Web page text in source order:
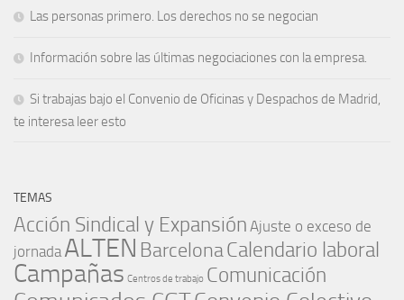
Las personas primero. Los derechos no se negocian
Información sobre las últimas negociaciones con la empresa.
Si trabajas bajo el Convenio de Oficinas y Despachos de Madrid,
te interesa leer esto
TEMAS
Acción Sindical y Expansión Ajuste o exceso de
jornada ALTEN BarcelonaCalendario laboral
Campañas Centros de trabajo Comunicación